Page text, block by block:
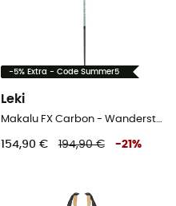
-5% Extra - Code Summer5
Leki
154,90 € 194,90 € -21 %